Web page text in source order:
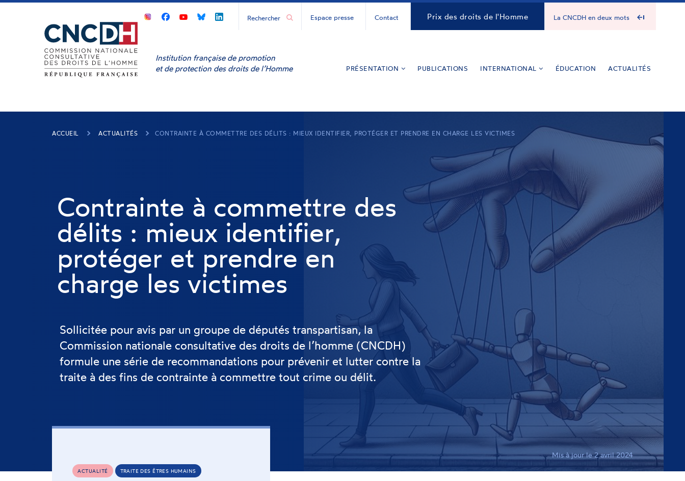
Panneau de gestion des cookies
CNCDHCNCDHCNCDHCNCDH
Espace presse Contact Prix des droits de l'Homme La CNCDH en deux mots
Institution française de promotion
et de protection des droits de l’Homme
PRÉSENTATION PUBLICATIONS INTERNATIONAL ÉDUCATION ACTUALITÉS
ACCUEIL ACTUALITÉS CONTRAINTE À COMMETTRE DES DÉLITS : MIEUX IDENTIFIER, PROTÉGER ET PRENDRE EN CHARGE LES VICTIMES
Contrainte à commettre des
délits : mieux identifier,
protéger et prendre en
charge les victimes
Sollicitée pour avis par un groupe de députés transpartisan, la
Commission nationale consultative des droits de l’homme (CNCDH)
formule une série de recommandations pour prévenir et lutter contre la
traite à des fins de contrainte à commettre tout crime ou délit.
ACTUALITÉ TRAITE DES ÊTRES HUMAINS
Mis à jour le 2 avril 2024